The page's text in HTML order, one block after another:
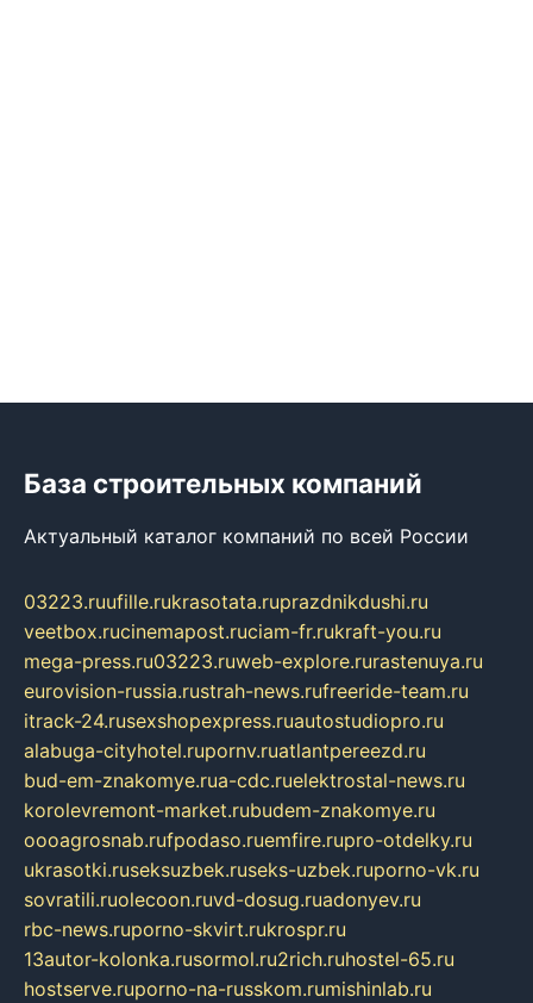
База строительных компаний
Актуальный каталог компаний по всей России
03223.ruufille.rukrasotata.ruprazdnikdushi.ru
veetbox.rucinemapost.ruciam-fr.rukraft-you.ru
mega-press.ru03223.ruweb-explore.rurastenuya.ru
eurovision-russia.rustrah-news.rufreeride-team.ru
itrack-24.rusexshopexpress.ruautostudiopro.ru
alabuga-cityhotel.rupornv.ruatlantpereezd.ru
bud-em-znakomye.rua-cdc.ruelektrostal-news.ru
korolevremont-market.rubudem-znakomye.ru
oooagrosnab.rufpodaso.ruemfire.rupro-otdelky.ru
ukrasotki.ruseksuzbek.ruseks-uzbek.ruporno-vk.ru
sovratili.ruolecoon.ruvd-dosug.ruadonyev.ru
rbc-news.ruporno-skvirt.rukrospr.ru
13autor-kolonka.rusormol.ru2rich.ruhostel-65.ru
hostserve.ruporno-na-russkom.rumishinlab.ru